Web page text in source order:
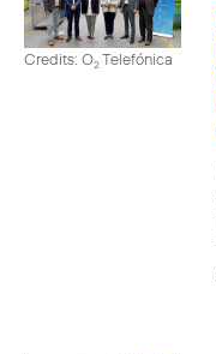
Credits: O2Telefónica